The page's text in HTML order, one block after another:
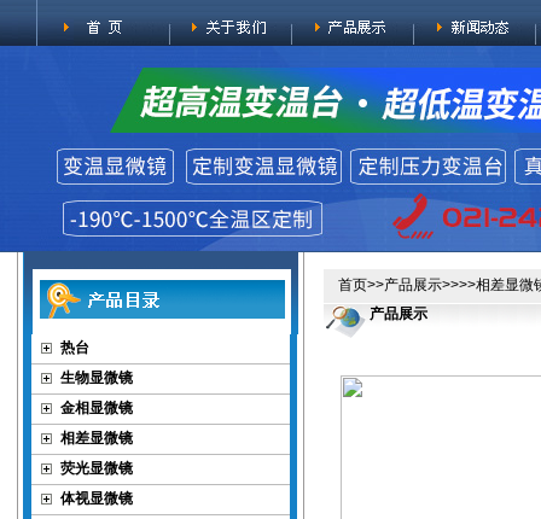
热台
生物显微镜
金相显微镜
相差显微镜
荧光显微镜
体视显微镜
首页>>产品展示>>>>相差显微
产品展示